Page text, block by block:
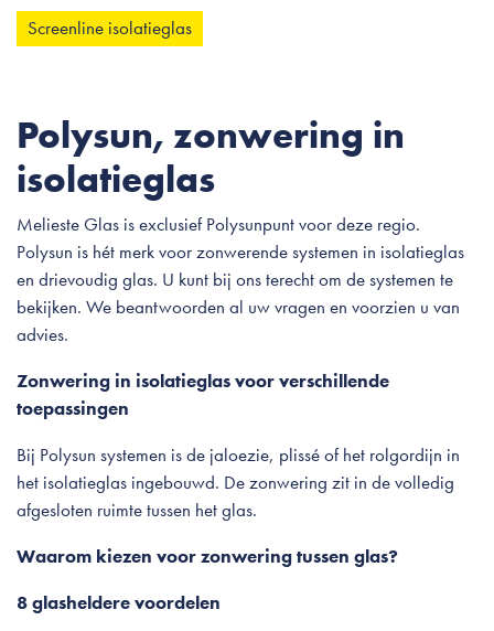
Screenline isolatieglas
Polysun, zonwering in
isolatieglas
Melieste Glas is exclusief Polysunpunt voor deze regio.
Polysun is hét merk voor zonwerende systemen in isolatieglas
en drievoudig glas. U kunt bij ons terecht om de systemen te
bekijken. We beantwoorden al uw vragen en voorzien u van
advies.
Zonwering in isolatieglas voor verschillende
toepassingen
Bij Polysun systemen is de jaloezie, plissé of het rolgordijn in
het isolatieglas ingebouwd. De zonwering zit in de volledig
afgesloten ruimte tussen het glas.
Waarom kiezen voor zonwering tussen glas?
8 glasheldere voordelen